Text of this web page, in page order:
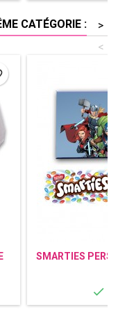
CATÉGORIE :
>
<
SMARTIES
